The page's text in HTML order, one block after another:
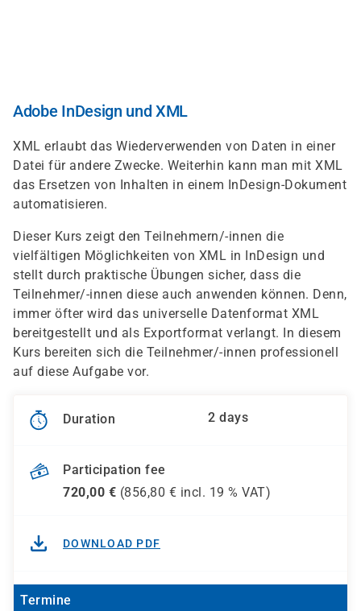
Adobe InDesign und XML
XML erlaubt das Wiederverwenden von Daten in einer
Datei für andere Zwecke. Weiterhin kann man mit XML
das Ersetzen von Inhalten in einem InDesign-Dokument
automatisieren.
Dieser Kurs zeigt den Teilnehmern/-innen die
vielfältigen Möglichkeiten von XML in InDesign und
stellt durch praktische Übungen sicher, dass die
Teilnehmer/-innen diese auch anwenden können. Denn,
immer öfter wird das universelle Datenformat XML
bereitgestellt und als Exportformat verlangt. In diesem
Kurs bereiten sich die Teilnehmer/-innen professionell
auf diese Aufgabe vor.
Duration 2 days
Participation fee
720,00 € (856,80 € incl. 19 % VAT)
DOWNLOAD PDF
Termine